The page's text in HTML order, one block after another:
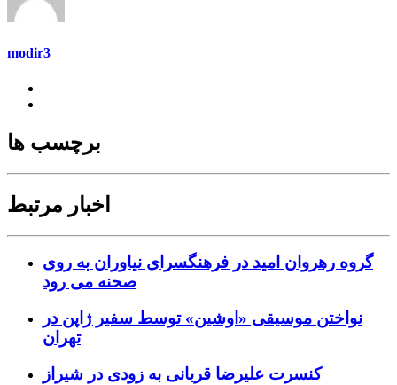
modir3
برچسب ها
اخبار مرتبط
گروه رهروان امید در فرهنگسرای نیاوران به روی
صحنه می رود
نواختن موسیقی «اوشین» توسط سفیر ژاپن در
تهران
کنسرت علیرضا قربانی به زودی در شیراز